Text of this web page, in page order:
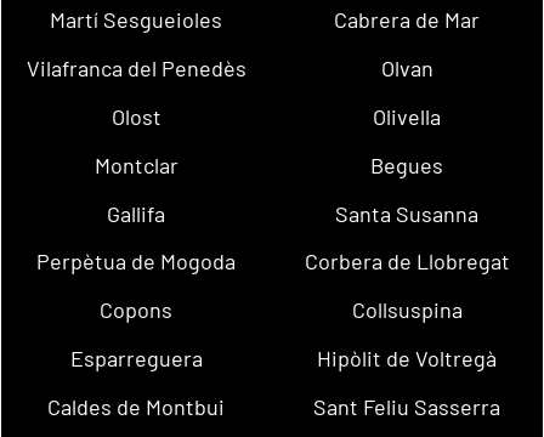
Martí Sesgueioles
Cabrera de Mar
Vilafranca del Penedès
Olvan
Olost
Olivella
Montclar
Begues
Gallifa
Santa Susanna
Perpètua de Mogoda
Corbera de Llobregat
Copons
Collsuspina
Esparreguera
Hipòlit de Voltregà
Caldes de Montbui
Sant Feliu Sasserra